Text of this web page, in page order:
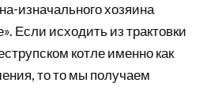
изначального хозяина
Если исходить из трактовки
котле именно как
то то мы получаем